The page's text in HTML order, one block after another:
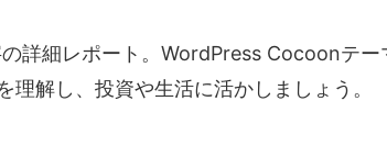
詳細レポート。WordPress Cocoonテー
理解し、投資や生活に活かしましょう。